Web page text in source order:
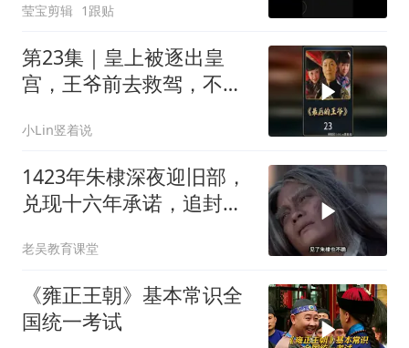
莹宝剪辑 1跟贴
第23集｜皇上被逐出皇
宫，王爷前去救驾，不料
小Lin竖着说
1423年朱棣深夜迎旧部，
兑现十六年承诺，追封死
老吴教育课堂
《雍正王朝》基本常识全
国统一考试